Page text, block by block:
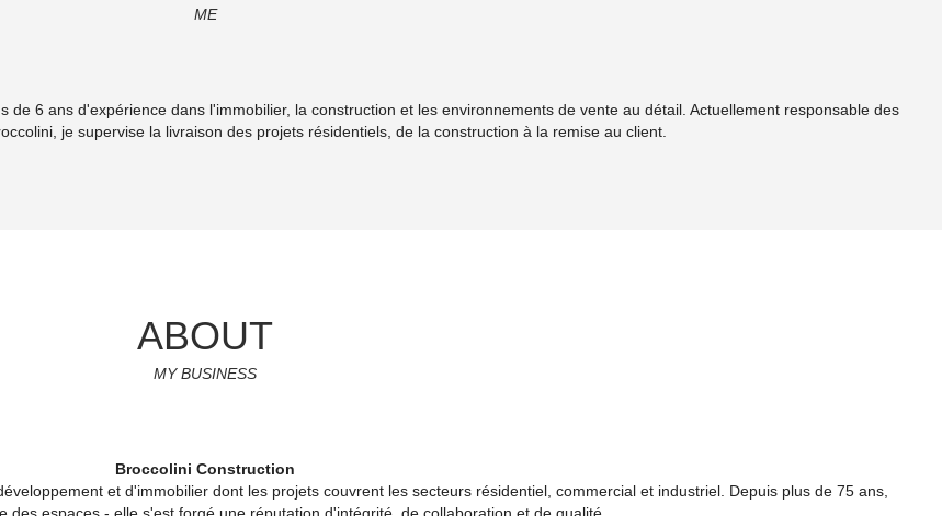
ME
6 ans d'expérience dans l'immobilier, la construction et les environnements de vente au détail. Actuellement responsable des
je supervise la livraison des projets résidentiels, de la construction à la remise au client.
ABOUT
MY BUSINESS
Broccolini Construction
et d'immobilier dont les projets couvrent les secteurs résidentiel, commercial et industriel. Depuis plus de 75 ans,
des espaces - elle s'est forgé une réputation d'intégrité, de collaboration et de qualité.